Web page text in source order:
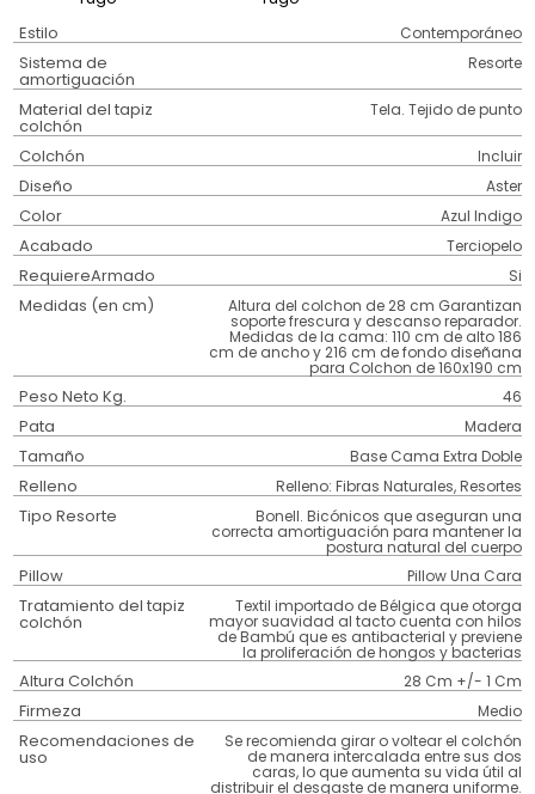
Estilo Contemporáneo
Sistema de
amortiguación
Resorte
Material del tapiz
colchón
Tela. Tejido de punto
Colchón Incluir
Diseño Aster
Color Azul Indigo
Acabado Terciopelo
RequiereArmado Si
Medidas (en cm) Altura del colchon de 28 cm Garantizan
soporte frescura y descanso reparador.
Medidas de la cama: 110 cm de alto 186
cm de ancho y 216 cm de fondo diseñana
para Colchon de 160x190 cm
Peso Neto Kg. 46
Pata Madera
Tamaño Base Cama Extra Doble
Relleno Relleno: Fibras Naturales, Resortes
Tipo Resorte Bonell. Bicónicos que aseguran una
correcta amortiguación para mantener la
postura natural del cuerpo
Pillow Pillow Una Cara
Tratamiento del tapiz
colchón
Textil importado de Bélgica que otorga
mayor suavidad al tacto cuenta con hilos
de Bambú que es antibacterial y previene
la proliferación de hongos y bacterias
Altura Colchón 28 Cm +/- 1 Cm
Firmeza Medio
Recomendaciones de
uso
Se recomienda girar o voltear el colchón
de manera intercalada entre sus dos
caras, lo que aumenta su vida útil al
distribuir el desgaste de manera uniforme.